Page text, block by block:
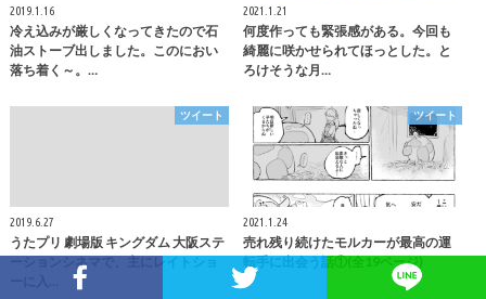
Facebookでシェア Twitterでシェア
2019.1.16
冷え込みが厳しくなってきたので石
油ストーブ出しました。このにおい
落ち着く～。…
2021.1.21
何度作っても緊張感がある。今回も
綺麗に咲かせられてほっとした。と
ろけそうな月…
ツイート
2019.6.27
うたプリ 劇場版 キングダム 大阪ステ
ーションシネマで、主にレイトショ
ツイート
2021.1.24
売れ残り続けたモルカーが最高の運
転手に出会う話①(全19ページ)